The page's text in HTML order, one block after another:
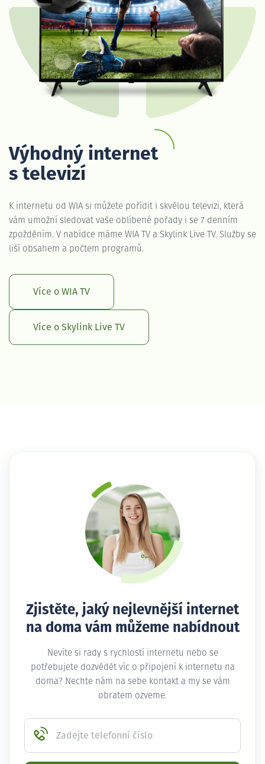
Výhodný internet
s televizí
K internetu od WIA si můžete pořídit i skvělou televizi, která
vám umožní sledovat vaše oblíbené pořady i se 7 denním
zpožděním. V nabídce máme WIA TV a Skylink Live TV. Služby se
liší obsahem a počtem programů.
Více o WIA TV
Více o Skylink Live TV
Zjistěte, jaký nejlevnější internet
na doma vám můžeme nabídnout
Nevíte si rady s rychlostí internetu nebo se
potřebujete dozvědět víc o připojení k internetu na
doma? Nechte nám na sebe kontakt a my se vám
obratem ozveme.
Zadejte telefonní číslo